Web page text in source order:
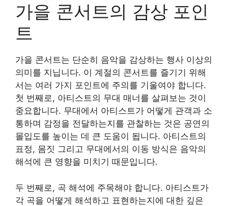
가을 콘서트의 감상 포인
트
가을 콘서트는 단순히 음악을 감상하는 행사 이상의
의미를 지닙니다. 이 계절의 콘서트를 즐기기 위해
서는 여러 가지 포인트에 주의를 기울여야 합니다.
첫 번째로, 아티스트의 무대 매너를 살펴보는 것이
중요합니다. 무대에서 아티스트가 어떻게 관객과 소
통하며 감정을 전달하는지를 관찰하는 것은 공연의
몰입도를 높이는 데 큰 도움이 됩니다. 아티스트의
표정, 몸짓 그리고 무대에서의 이동 방식은 음악의
해석에 큰 영향을 미치기 때문입니다.
두 번째로, 곡 해석에 주목해야 합니다. 아티스트가
각 곡을 어떻게 해석하고 표현하는지에 대한 깊은